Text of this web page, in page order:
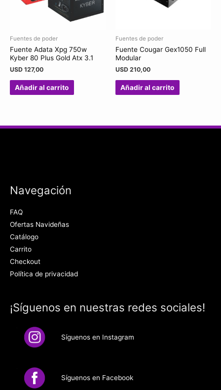
Fuentes de poder
Fuente Adata Xpg 750w
Kyber 80 Plus Gold Atx 3.1
USD 127,00
Añadir al carrito
Fuentes de poder
Fuente Cougar Gex1050 Full
Modular
USD 210,00
Añadir al carrito
Navegación
FAQ
Ofertas Navideñas
Catálogo
Carrito
Checkout
Política de privacidad
¡Síguenos en nuestras redes sociales!
Síguenos en Instagram
Síguenos en Facebook